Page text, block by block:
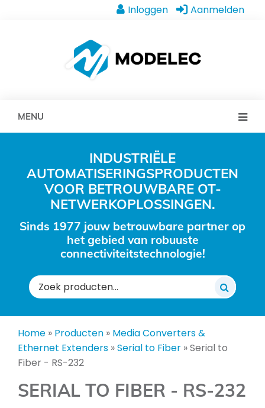
Inloggen Aanmelden
MENU
INDUSTRIËLE
AUTOMATISERINGSPRODUCTEN
VOOR BETROUWBARE OT-
NETWERKOPLOSSINGEN.
Sinds 1977 jouw betrouwbare partner op
het gebied van robuuste
connectiviteitstechnologie!
Zoeken
naar:
Home » Producten » Media Converters &
Ethernet Extenders »Serial to Fiber »Serial to
Fiber - RS-232
SERIAL TO FIBER - RS-232